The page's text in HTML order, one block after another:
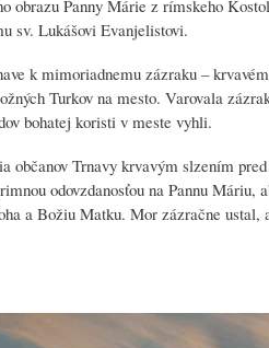
obrazu Panny Márie z rímskeho
sv. Lukášovi Evanjelistovi.
k mimoriadnemu zázraku –
Turkov na mesto. Varovala
bohatej koristi v meste vyhli.
občanov Trnavy krvavým slzením
odovzdanosťou na Pannu
a Božiu Matku. Mor zázračne